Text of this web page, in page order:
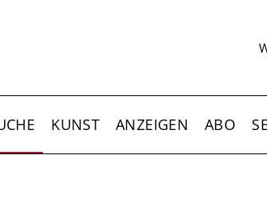
KUNST ANZEIGEN ABO